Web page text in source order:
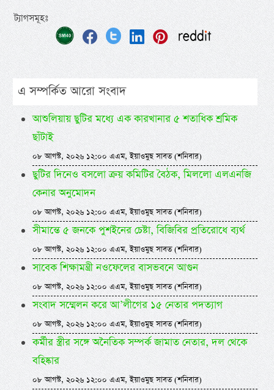
ট্যাগসমূহঃ
এ সম্পর্কিত আরো সংবাদ
আশুলিয়ায় ছুটির মধ্যে এক কারখানার ৫ শতাধিক শ্রমিক
ছাঁটাই
০৮ আগস্ট, ২০২৬ ১২:০০ এএম, ইয়াওমুছ সাবত (শনিবার)
ছুটির দিনেও বসলো ক্রয় কমিটির বৈঠক, মিললো এলএনজি
কেনার অনুমোদন
০৮ আগস্ট, ২০২৬ ১২:০০ এএম, ইয়াওমুছ সাবত (শনিবার)
সীমান্তে ৫ জনকে পুশইনের চেষ্টা, বিজিবির প্রতিরোধে ব্যর্থ
০৮ আগস্ট, ২০২৬ ১২:০০ এএম, ইয়াওমুছ সাবত (শনিবার)
সাবেক শিক্ষামন্ত্রী নওফেলের বাসভবনে আগুন
০৮ আগস্ট, ২০২৬ ১২:০০ এএম, ইয়াওমুছ সাবত (শনিবার)
সংবাদ সম্মেলন করে আ’লীগের ১৫ নেতার পদত্যাগ
০৮ আগস্ট, ২০২৬ ১২:০০ এএম, ইয়াওমুছ সাবত (শনিবার)
কর্মীর স্ত্রীর সঙ্গে অনৈতিক সম্পর্ক জামাত নেতার, দল থেকে
বহিষ্কার
০৮ আগস্ট, ২০২৬ ১২:০০ এএম, ইয়াওমুছ সাবত (শনিবার)